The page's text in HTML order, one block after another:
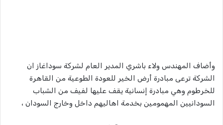
وأضاف المهندس ولاء باشري المدير العام لشركة سوداغاز ان
الشركة ترعى مبادرة أرض الخير للعودة الطوعية من القاهرة
للخرطوم وهي مبادرة إنسانية يقف عليها لفيف من الشباب
السودانيين المهمومين بخدمة اهاليهم داخل وخارج السودان ،